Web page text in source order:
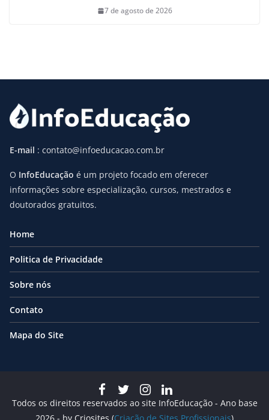
7 de agosto de 2026
E-mail : contato@infoeducacao.com.br
O InfoEducação é um projeto focado em oferecer
informações sobre especialização, cursos, mestrados e
doutorados gratuitos.
Home
Politica de Privacidade
Sobre nós
Contato
Mapa do Site
Todos os direitos reservados ao site InfoEducação - Ano base